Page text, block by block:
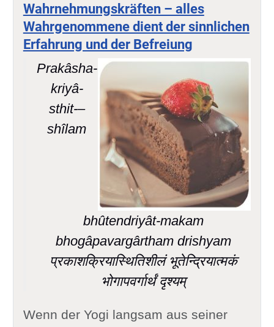
Wahrnehmungskräften – alles
Wahrgenommene dient der sinnlichen
Erfahrung und der Befreiung
Prakâsha-
kriyâ-
sthit-–
shîlam
bhûtendriyât-makam
bhogâpavargârtham drishyam
प्रकाशक्रियास्थितिशीलं भूतेन्द्रियात्मकं
भोगापवर्गार्थं दृश्यम्
Wenn der Yogi langsam aus seiner